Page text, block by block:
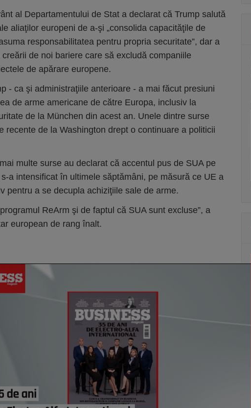
al Departamentului de Stat a declarat că Trump salută
aliaţilor europeni de a-şi „consolida capacităţile de
responsabilitatea pentru propria securitate”, dar a
de noi bariere care să excludă companiile
de apărare europene.
- ca şi administraţiile anterioare - a mai făcut presiuni
de arme americane de către Europa, inclusiv la
de la München din acest an. Unele dintre surse
recente de la Washington drept o continuare a politicii
multe surse au declarat că accentul pus de SUA pe
a intensificat în ultimele săptămâni, pe măsură ce UE a
pentru a se decupla achiziţiile sale de arme.
ReArm şi de faptul că SUA sunt excluse”, a
european de rang înalt.